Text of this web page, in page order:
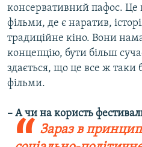
консервативний пафос. Це
фільми, де є наратив,
традиційне кіно. Вони
концепцію, бути більш
здається, що це все ж таки
фільми.
– А чи на користь
Зараз в